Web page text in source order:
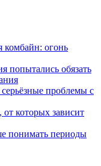
комбайн: огонь
попытались обязать
проблемы с
которых зависит
понимать периоды